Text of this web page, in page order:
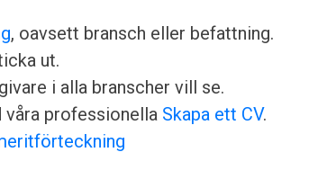
, oavsett bransch eller befattning.
ut.
i alla branscher vill se.
våra professionella Skapa ett CV.